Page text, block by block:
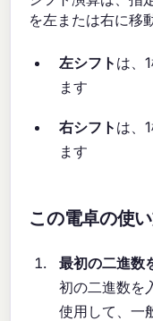
を左または右に移
左シフト は、
ます
右シフト は、
ます
この電卓の使
最初の二進数
初の二進数を
使用して、一